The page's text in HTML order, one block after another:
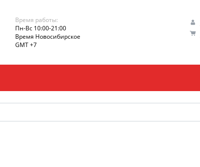
Время работы:
Пн-Вс 10:00-21:00
Время Новосибирское
GMT +7